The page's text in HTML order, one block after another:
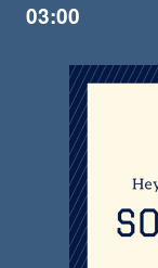
03:00